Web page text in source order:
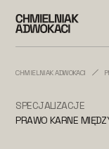
CHMIELNIAK ADWOKACI
SPECJALIZACJE
PRAWO KARNE